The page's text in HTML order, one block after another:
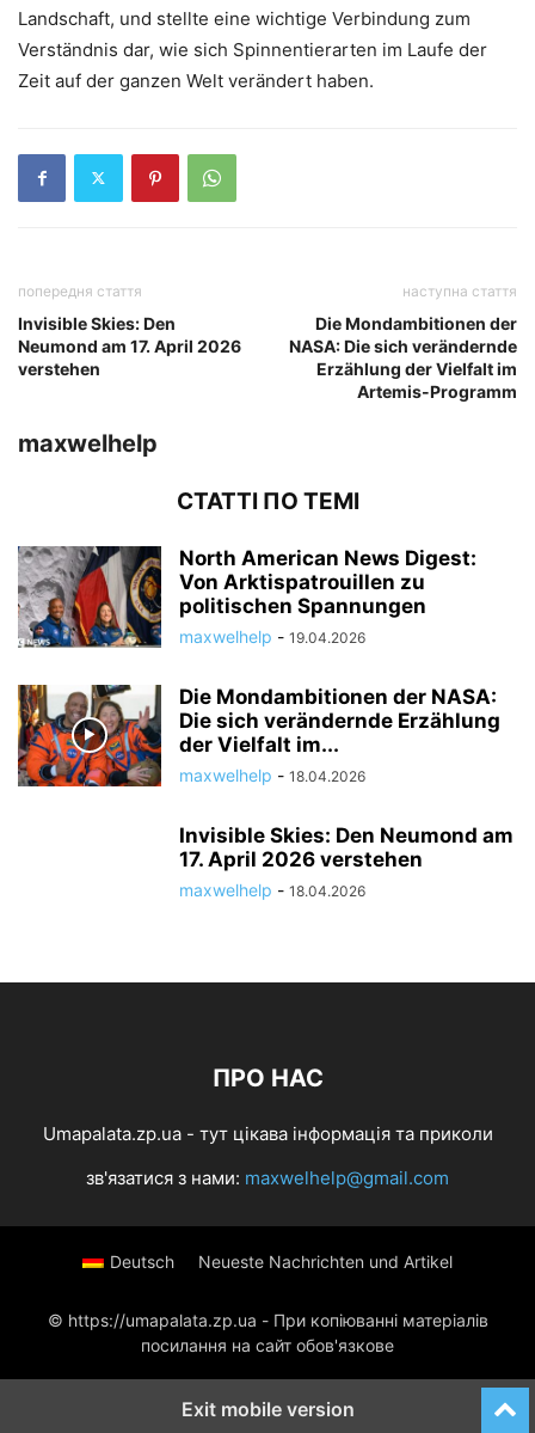
Landschaft, und stellte eine wichtige Verbindung zum
Verständnis dar, wie sich Spinnentierarten im Laufe der
Zeit auf der ganzen Welt verändert haben.
попередня стаття
Invisible Skies: Den
Neumond am 17. April 2026
verstehen
наступна стаття
Die Mondambitionen der
NASA: Die sich verändernde
Erzählung der Vielfalt im
Artemis-Programm
maxwelhelp
СТАТТІ ПО ТЕМІ
North American News Digest:
Von Arktispatrouillen zu
politischen Spannungen
maxwelhelp - 19.04.2026
Die Mondambitionen der NASA:
Die sich verändernde Erzählung
der Vielfalt im...
maxwelhelp - 18.04.2026
Invisible Skies: Den Neumond am
17. April 2026 verstehen
maxwelhelp - 18.04.2026
ПРО НАС
Umapalata.zp.ua - тут цікава інформація та приколи
зв'язатися з нами: maxwelhelp@gmail.com
Deutsch Neueste Nachrichten und Artikel
© https://umapalata.zp.ua - При копіюванні матеріалів
посилання на сайт обов'язкове
Exit mobile version